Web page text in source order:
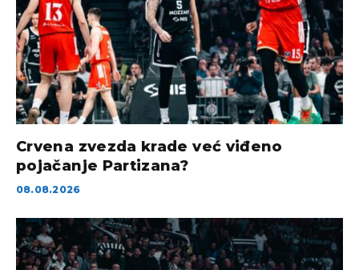
Crvena zvezda krade već viđeno
pojačanje Partizana?
08.08.2026